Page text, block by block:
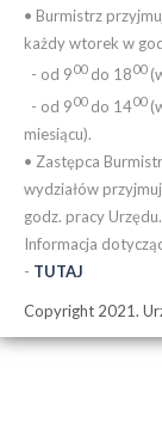
• Burmistrz
każdy wtorek w
- od 900do 1800
- od 900do 1400
miesiącu).
• Zastępca
wydziałów
godz. pracy Urzędu.
Informacja
- TUTAJ
Copyright 2021.